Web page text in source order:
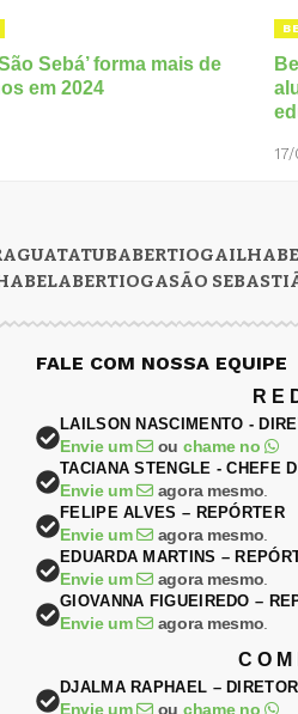
Sebá’ forma mais de
em 2024
BERTIOGA
BERTIOGASÃO
FALE COM NOSSA EQUIPE
LAILSON NASCIMENTO -
Envie um ou chame no
TACIANA STENGLE - CHEFE
Envie um agora mesmo.
FELIPE ALVES – REPÓRTER
Envie um agora mesmo.
EDUARDA MARTINS –
Envie um agora mesmo.
GIOVANNA FIGUEIREDO –
Envie um agora mesmo.
DJALMA RAPHAEL –
Envie um ou chame no